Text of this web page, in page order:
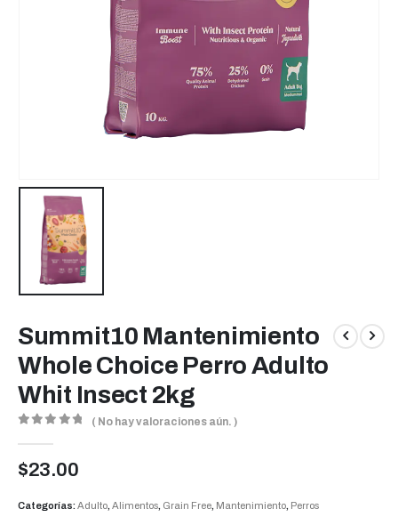
Summit10 Mantenimiento
Whole Choice Perro Adulto
Whit Insect 2kg
( No hay valoraciones aún. )
$23.00
Categorías:Adulto, Alimentos, Grain Free, Mantenimiento, Perros